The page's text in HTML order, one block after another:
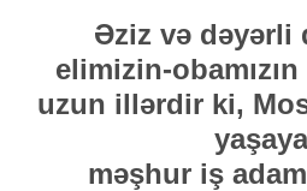
Əziz və dəyərli
elimizin-
uzun illərdir ki,
məşhur iş